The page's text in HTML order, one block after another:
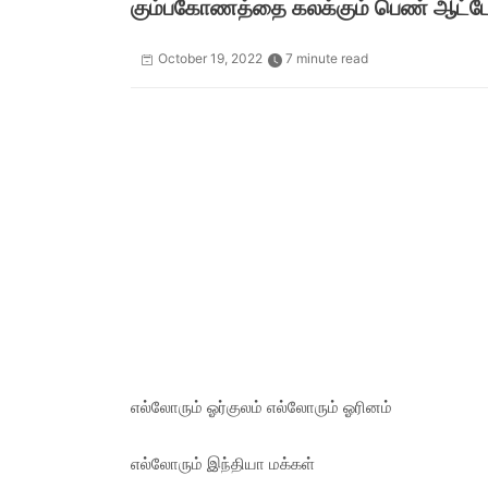
கும்பகோணத்தை கலக்கும் பெண்
October 19, 2022 7 minute read
எல்லோரும் ஓர்குலம் எல்லோரும் ஓரினம்
எல்லோரும் இந்தியா மக்கள்